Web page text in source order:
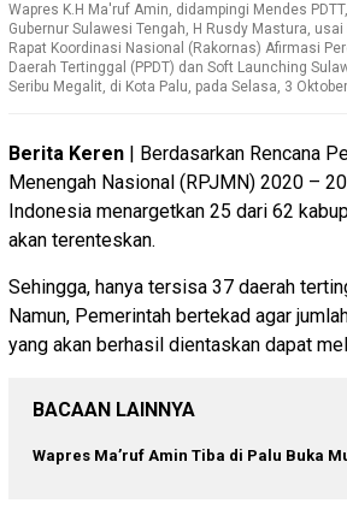
Wapres K.H Ma'ruf Amin, didampingi Mendes
Gubernur Sulawesi Tengah, H Rusdy Mastura,
Rapat Koordinasi Nasional (Rakornas) Afirmasi
Daerah Tertinggal (PPDT) dan Soft Launching
Seribu Megalit, di Kota Palu, pada Selasa, 3
Berita Keren | Berdasarkan Rencana
Menengah Nasional (RPJMN) 2020 –
Indonesia menargetkan 25 dari 62
akan terenteskan.
Sehingga, hanya tersisa 37 daerah
Namun, Pemerintah bertekad agar
yang akan berhasil dientaskan dapat
BACAAN LAINNYA
Wapres Ma’ruf Amin Tiba di Palu Buka